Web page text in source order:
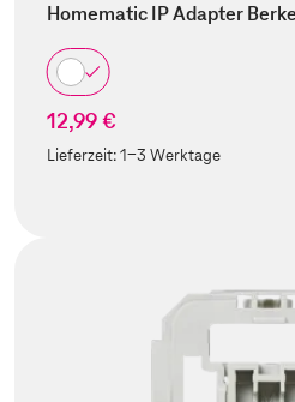
Homematic IP Adapter
12,99 €
Lieferzeit:1-3 Werktage